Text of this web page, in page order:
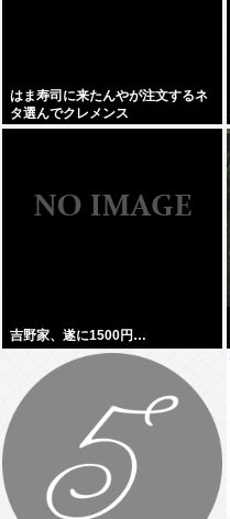
はま寿司に来たんやが注文するネ
タ選んでクレメンス
吉野家、遂に1500円…